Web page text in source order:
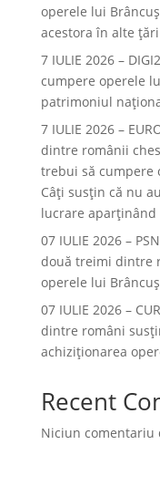
operele lui
acestora în alte
7 IULIE 2026 –
cumpere operele
patrimoniul
7 IULIE 2026 –
dintre românii
trebui să cumpere
Câți susțin că nu
lucrare
07 IULIE 2026 –
două treimi dintre
operele lui
07 IULIE 2026 –
dintre români
achiziționarea
Recent
Niciun comentariu